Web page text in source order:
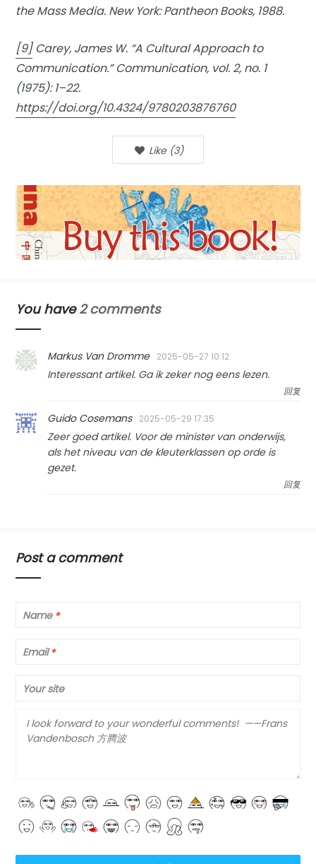
the Mass Media. New York: Pantheon Books, 1988.
[9]Carey, James W. “A Cultural Approach to
Communication.” Communication, vol. 2, no. 1
(1975): 1–22.
https://doi.org/10.4324/9780203876760
Like (3)
You have2 comments
Markus Van Dromme 2025-05-27 10:12
Interessant artikel. Ga ik zeker nog eens lezen.
回复
Guido Cosemans 2025-05-29 17:35
Zeer goed artikel. Voor de minister van onderwijs,
als het niveau van de kleuterklassen op orde is
gezet.
回复
Post a comment
Name *
Email *
Your site